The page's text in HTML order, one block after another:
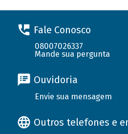
Fale Conosco
08007026337
Mande sua pergunta
Ouvidoria
Envie sua mensagem
Outros telefones e